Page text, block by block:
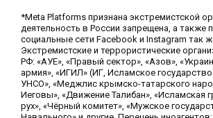
*Meta Platforms признана экстремистской
деятельность в России запрещена, а также
социальные сети Facebook и Instagram так
Экстремистские и террористические
РФ: «АУЕ», «Правый сектор», «Азов»,
армия», «ИГИЛ» (ИГ, Исламское
УНСО», «Меджлис крымско-татарского
Иеговы», «Движение Талибан», «Исламская
рух», «Чёрный комитет», «Мужское